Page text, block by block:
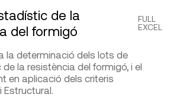
de la
del formigó
FULL
EXCEL
la determinació dels lots de
la resistència del formigó, i el
en aplicació dels criteris